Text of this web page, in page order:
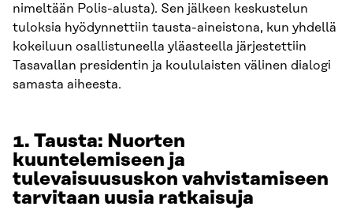
nimeltään Polis-alusta). Sen jälkeen keskustelun
tuloksia hyödynnettiin tausta-aineistona, kun yhdellä
kokeiluun osallistuneella yläasteella järjestettiin
Tasavallan presidentin ja koululaisten välinen dialogi
samasta aiheesta.
1. Tausta: Nuorten
kuuntelemiseen ja
tulevaisuususkon vahvistamiseen
tarvitaan uusia ratkaisuja